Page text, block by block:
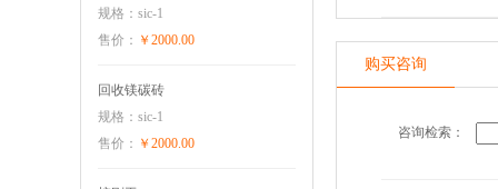
规格：sic-1
售价： ￥2000.00
回收镁碳砖
规格：sic-1
售价： ￥2000.00
购买咨询
咨询检索：